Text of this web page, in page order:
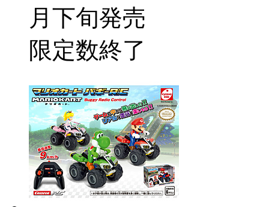
月下旬発売
限定数終了